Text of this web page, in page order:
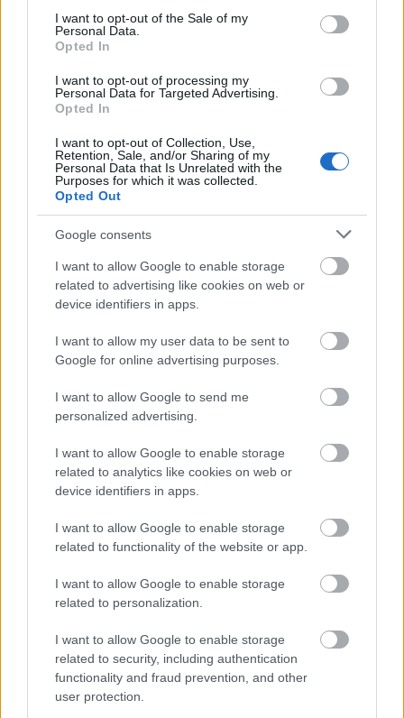
consent section.
I want to opt-out of the Sale of my
Personal Data.
Opted In
I want to opt-out of processing my
Personal Data for Targeted Advertising.
Opted In
I want to opt-out of Collection, Use,
Retention, Sale, and/or Sharing of my
Personal Data that Is Unrelated with the
Purposes for which it was collected.
Opted Out
Google consents
I want to allow Google to enable storage
related to advertising like cookies on web or
device identifiers in apps.
I want to allow my user data to be sent to
Google for online advertising purposes.
I want to allow Google to send me
personalized advertising.
I want to allow Google to enable storage
related to analytics like cookies on web or
device identifiers in apps.
I want to allow Google to enable storage
related to functionality of the website or app.
I want to allow Google to enable storage
related to personalization.
I want to allow Google to enable storage
related to security, including authentication
functionality and fraud prevention, and other
user protection.
και ΥΕ
24 Ιουν 2026 12:57
Κρήτη και το διεθνές διαδικτυακό δίκτυο «764»
Κοινωνία
24 Ιουν 2026 11:58
Φονικό στα Βορίζια: Την Παρασκευή
απολογούνται και οι πέντε προφυλακισμένοι της
Κοινωνία
24 Ιουν 2026 11:20
δύο γυναίκες
24 Ιουν 2026 10:23
Ηράκλειο Κρήτης: Διασώθηκαν 32 μετανάστες
ανοιχτά των Καλών Λιμενών
Κοινωνία
12:56